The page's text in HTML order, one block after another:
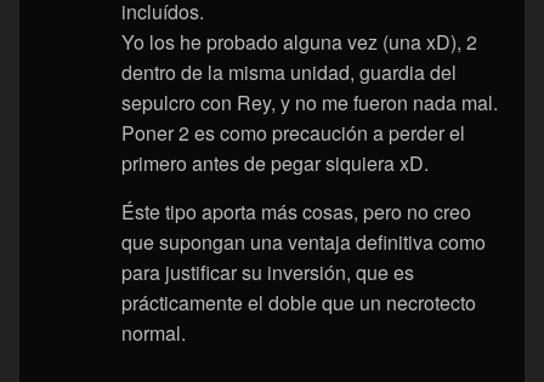
incluídos.
Yo los he probado alguna vez (una xD), 2
dentro de la misma unidad, guardia del
sepulcro con Rey, y no me fueron nada mal.
Poner 2 es como precaución a perder el
primero antes de pegar siquiera xD.
Éste tipo aporta más cosas, pero no creo
que supongan una ventaja definitiva como
para justificar su inversión, que es
prácticamente el doble que un necrotecto
normal.